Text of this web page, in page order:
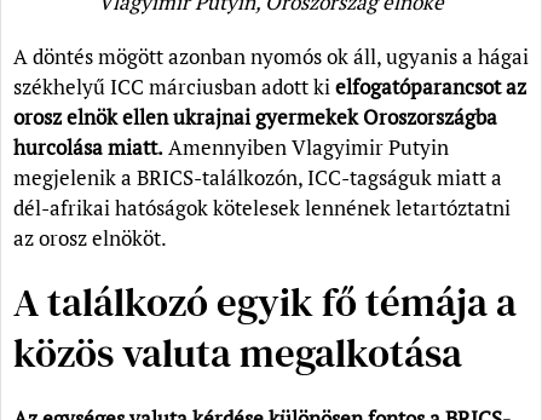
A döntés mögött azonban nyomós ok áll, ugyanis a hágai
székhelyű ICC márciusban adott kielfogatóparancsotaz
orosz elnök ellen ukrajnai gyermekek Oroszországba
hurcolása miatt.Amennyiben Vlagyimir Putyin
megjelenik a BRICS-találkozón, ICC-tagságuk miatt a
dél-afrikai hatóságok kötelesek lennének letartóztatni
az orosz elnököt.
A találkozó egyik fő témája a
közös valuta megalkotása